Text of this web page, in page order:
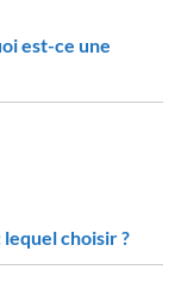
est-ce une
choisir ?